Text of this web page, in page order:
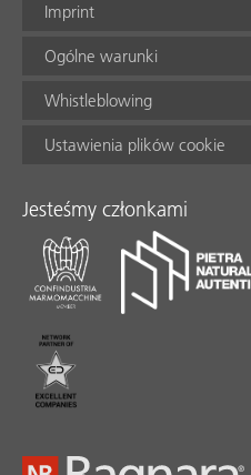
Imprint
Ogólne warunki
Whistleblowing
Ustawienia plików cookie
Jesteśmy członkami